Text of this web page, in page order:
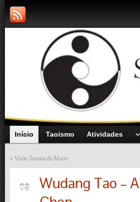
Início Taoismo Atividades
« Visão Taoista da Morte
08
Wudang Tao –